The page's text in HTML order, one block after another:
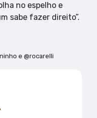
no espelho e
sabe fazer direito”.
e @rocarelli